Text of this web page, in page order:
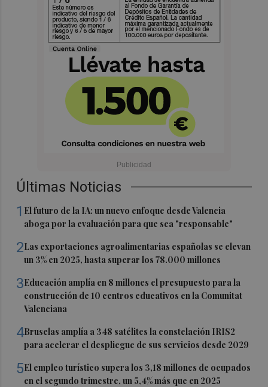
Últimas Noticias
1 El futuro de la IA: un nuevo enfoque desde Valencia
aboga por la evaluación para que sea "responsable"
2Las exportaciones agroalimentarias españolas se elevan
un 3% en 2025, hasta superar los 78.000 millones
3Educación amplía en 8 millones el presupuesto para la
construcción de 10 centros educativos en la Comunitat
Valenciana
4Bruselas amplía a 348 satélites la constelación IRIS2
para acelerar el despliegue de sus servicios desde 2029
5El empleo turístico supera los 3,18 millones de ocupados
en el segundo trimestre, un 5,4% más que en 2025